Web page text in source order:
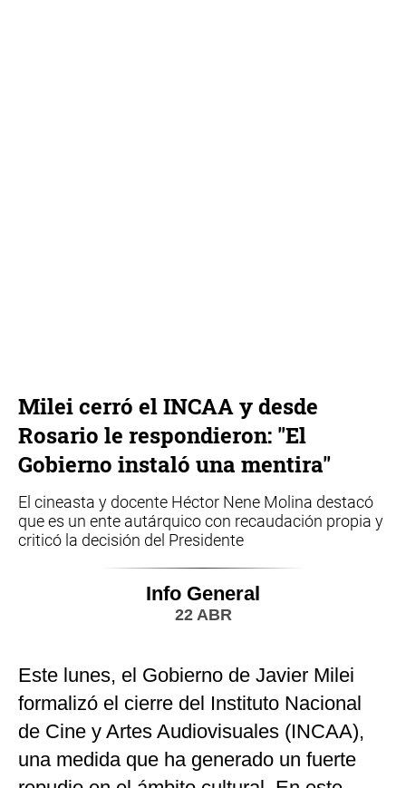
Milei cerró el INCAA y desde
Rosario le respondieron: "El
Gobierno instaló una mentira"
El cineasta y docente Héctor Nene Molina destacó
que es un ente autárquico con recaudación propia y
criticó la decisión del Presidente
Info General
22 ABR
Este lunes, el Gobierno de Javier Milei
formalizó el cierre del Instituto Nacional
de Cine y Artes Audiovisuales (INCAA),
una medida que ha generado un fuerte